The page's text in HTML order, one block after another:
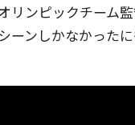
リンピックチーム
ーンしかなかった